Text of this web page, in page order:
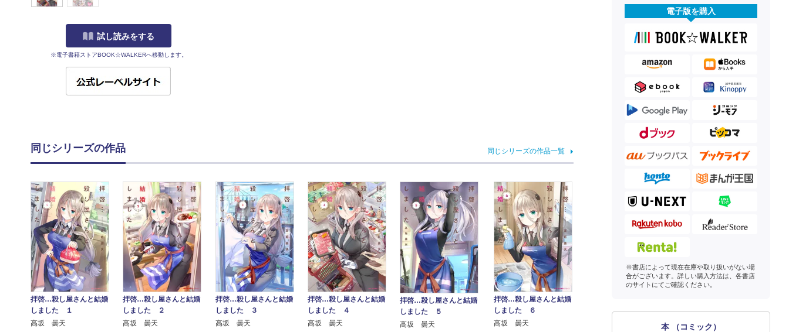
試し読みをする
※電子書籍ストアBOOK☆WALKERへ移動します。
同じシリーズの作品 同じシリーズの作品一覧
拝啓…殺し屋さんと結婚
しました １
高坂 曇天
拝啓…殺し屋さんと結婚
しました ２
高坂 曇天
拝啓…殺し屋さんと結婚
しました ３
高坂 曇天
拝啓…殺し屋さんと結婚
しました ４
高坂 曇天
拝啓…殺し屋さんと結婚
しました ５
高坂 曇天
拝啓…殺し屋さんと結婚
しました ６
高坂 曇天
電子版を購入
※書店によって現在在庫や取り扱いがない場
合がございます。詳しい購入方法は、各書店
のサイトにてご確認ください。
本 （コミック）